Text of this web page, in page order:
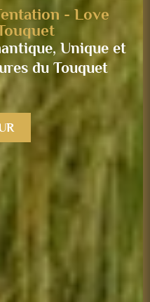
- Love
Unique et
du Touquet